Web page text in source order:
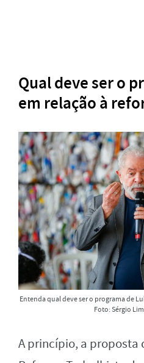
Qual deve ser o
em relação à
Entenda qual deve ser o programa de
Foto: Sérgio
A princípio, a proposta